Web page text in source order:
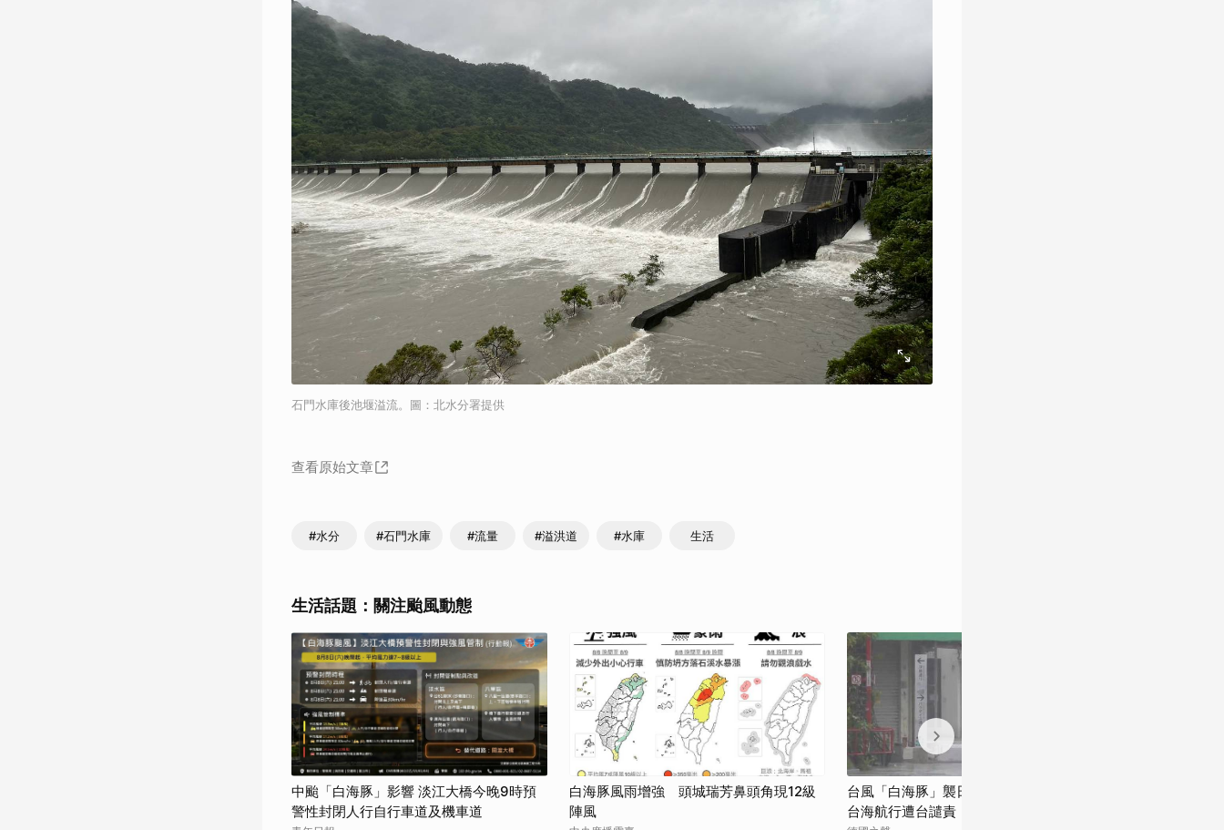
石門水庫後池堰溢流。圖：北水分署提供
查看原始文章
#水分 #石門水庫 #流量 #溢洪道 #水庫 生活
生活話題：關注颱風動態
中颱「白海豚」影響 淡江大橋今晚9時預
警性封閉人行自行車道及機車道
白海豚風雨增強 頭城瑞芳鼻頭角現12級
陣風
台風「白海豚」襲日後逼近華東 中國管制
台海航行遭台譴責